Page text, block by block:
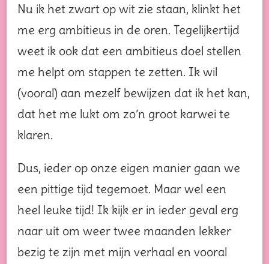
Nu ik het zwart op wit zie staan, klinkt het
me erg ambitieus in de oren. Tegelijkertijd
weet ik ook dat een ambitieus doel stellen
me helpt om stappen te zetten. Ik wil
(vooral) aan mezelf bewijzen dat ik het kan,
dat het me lukt om zo’n groot karwei te
klaren.
Dus, ieder op onze eigen manier gaan we
een pittige tijd tegemoet. Maar wel een
heel leuke tijd! Ik kijk er in ieder geval erg
naar uit om weer twee maanden lekker
bezig te zijn met mijn verhaal en vooral